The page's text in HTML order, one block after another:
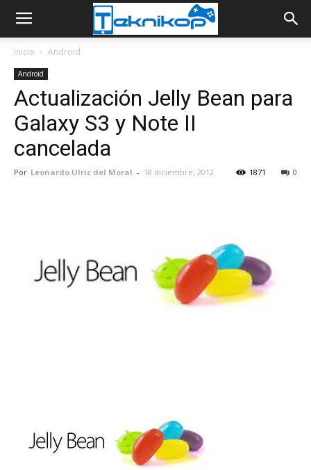
Inicio Android
Android
Actualización Jelly Bean para
Galaxy S3 y Note II
cancelada
Por Leonardo Ulric del Moral - 18 diciembre, 2012 0
1871